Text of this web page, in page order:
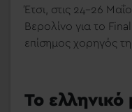
Έτσι, στις 24-26
Βερολίνο για το
επίσημος χορηγός
Το